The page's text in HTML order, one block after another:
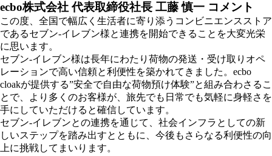
ecbo株式会社 代表取締役社長 工藤 慎一 コメント
この度、全国で幅広く生活者に寄り添うコンビニエンスストア
であるセブン-イレブン様と連携を開始できることを大変光栄
に思います。
セブン-イレブン様は長年にわたり荷物の発送・受け取りオペ
レーションで高い信頼と利便性を築かれてきました。ecbo
cloakが提供する”安全で自由な荷物預け体験”と組み合わさるこ
とで、より多くのお客様が、旅先でも日常でも気軽に身軽さを
手にしていただけると確信しています。
セブン‐イレブンとの連携を通じて、社会インフラとしての新
しいステップを踏み出すとともに、今後もさらなる利便性の向
上に挑戦してまいります。